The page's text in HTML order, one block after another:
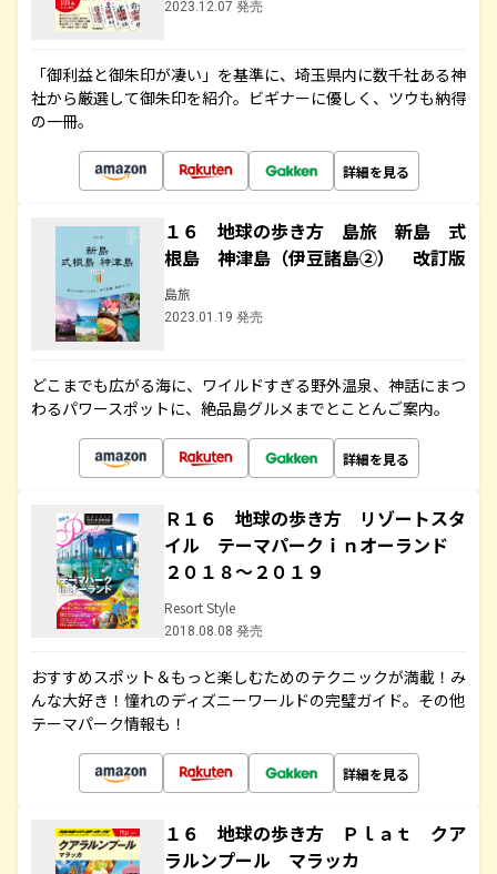
2023.12.07 発売
「御利益と御朱印が凄い」を基準に、埼玉県内に数千社ある神
社から厳選して御朱印を紹介。ビギナーに優しく、ツウも納得
の一冊。
詳細を見る
１６ 地球の歩き方 島旅 新島 式
根島 神津島（伊豆諸島②） 改訂版
島旅
2023.01.19 発売
どこまでも広がる海に、ワイルドすぎる野外温泉、神話にまつ
わるパワースポットに、絶品島グルメまでとことんご案内。
詳細を見る
Ｒ１６ 地球の歩き方 リゾートスタ
イル テーマパークｉｎオーランド
２０１８～２０１９
Resort Style
2018.08.08 発売
おすすめスポット＆もっと楽しむためのテクニックが満載！み
んな大好き！憧れのディズニーワールドの完璧ガイド。その他
テーマパーク情報も！
詳細を見る
１６ 地球の歩き方 Ｐｌａｔ クア
ラルンプール マラッカ